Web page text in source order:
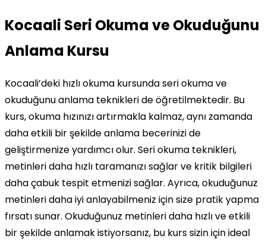
Kocaali Seri Okuma ve Okuduğunu
Anlama Kursu
Kocaali’deki hızlı okuma kursunda seri okuma ve
okuduğunu anlama teknikleri de öğretilmektedir. Bu
kurs, okuma hızınızı artırmakla kalmaz, aynı zamanda
daha etkili bir şekilde anlama becerinizi de
geliştirmenize yardımcı olur. Seri okuma teknikleri,
metinleri daha hızlı taramanızı sağlar ve kritik bilgileri
daha çabuk tespit etmenizi sağlar. Ayrıca, okuduğunuz
metinleri daha iyi anlayabilmeniz için size pratik yapma
fırsatı sunar. Okuduğunuz metinleri daha hızlı ve etkili
bir şekilde anlamak istiyorsanız, bu kurs sizin için ideal